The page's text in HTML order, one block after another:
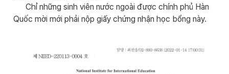
Quốc mời mới phải nộp giấy chứng nhận học bổng này.